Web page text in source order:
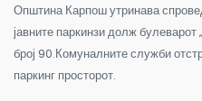
Општина Карпош утринава
јавните паркинзи долж
број 90.Комуналните служби
паркинг просторот.